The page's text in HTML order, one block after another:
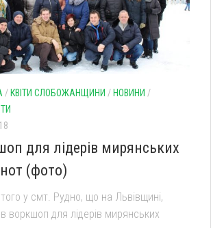
/КВІТИ СЛОБОЖАНЩИНИ /НОВИНИ /
для лідерів мирянських
(фото)
у смт. Рудно, що на Львівщині,
воркшоп для лідерів мирянських